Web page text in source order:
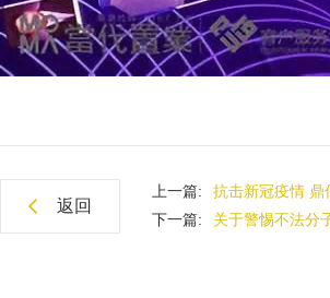
返回
上一篇:
抗击新冠疫情 鼎
下一篇:
关于警惕不法分